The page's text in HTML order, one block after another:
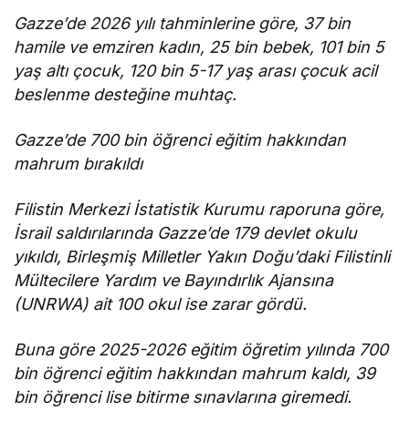
Gazze’de 2026 yılı tahminlerine göre, 37 bin
hamile ve emziren kadın, 25 bin bebek, 101 bin 5
yaş altı çocuk, 120 bin 5-17 yaş arası çocuk acil
beslenme desteğine muhtaç.
Gazze’de 700 bin öğrenci eğitim hakkından
mahrum bırakıldı
Filistin Merkezi İstatistik Kurumu raporuna göre,
İsrail saldırılarında Gazze’de 179 devlet okulu
yıkıldı, Birleşmiş Milletler Yakın Doğu’daki Filistinli
Mültecilere Yardım ve Bayındırlık Ajansına
(UNRWA) ait 100 okul ise zarar gördü.
Buna göre 2025-2026 eğitim öğretim yılında 700
bin öğrenci eğitim hakkından mahrum kaldı, 39
bin öğrenci lise bitirme sınavlarına giremedi.